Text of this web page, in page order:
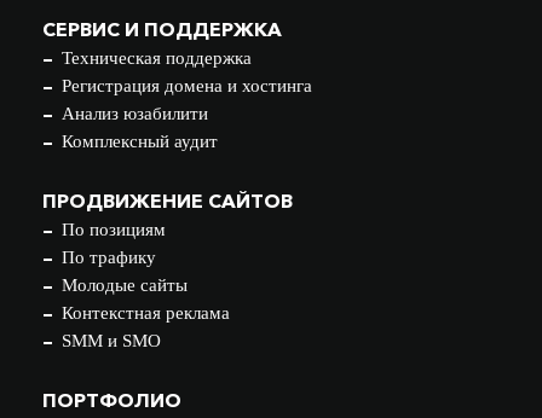
СЕРВИС И ПОДДЕРЖКА
Техническая поддержка
Регистрация домена и хостинга
Анализ юзабилити
Комплексный аудит
ПРОДВИЖЕНИЕ САЙТОВ
По позициям
По трафику
Молодые сайты
Контекстная реклама
SMM и SMO
ПОРТФОЛИО